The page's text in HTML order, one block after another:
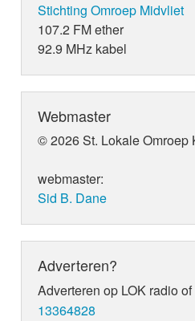
Stichting Omroep Midvliet
107.2 FM ether
92.9 MHz kabel
Webmaster
© 2026 St. Lokale Omroep
webmaster:
Sid B. Dane
Adverteren?
Adverteren op LOK radio
13364828